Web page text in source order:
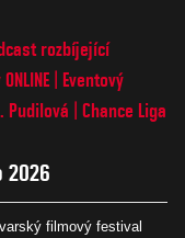
rozbíjející
Eventový
Pudilová
Chance Liga
2026
filmový festival